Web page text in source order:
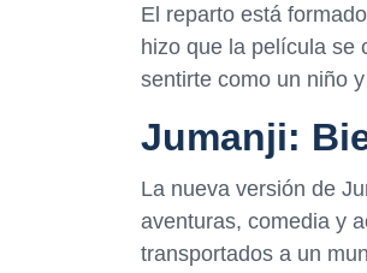
El reparto está
hizo que la película se
sentirte como un niño
Jumanji:
La nueva versión de
aventuras, comedia y
transportados a un